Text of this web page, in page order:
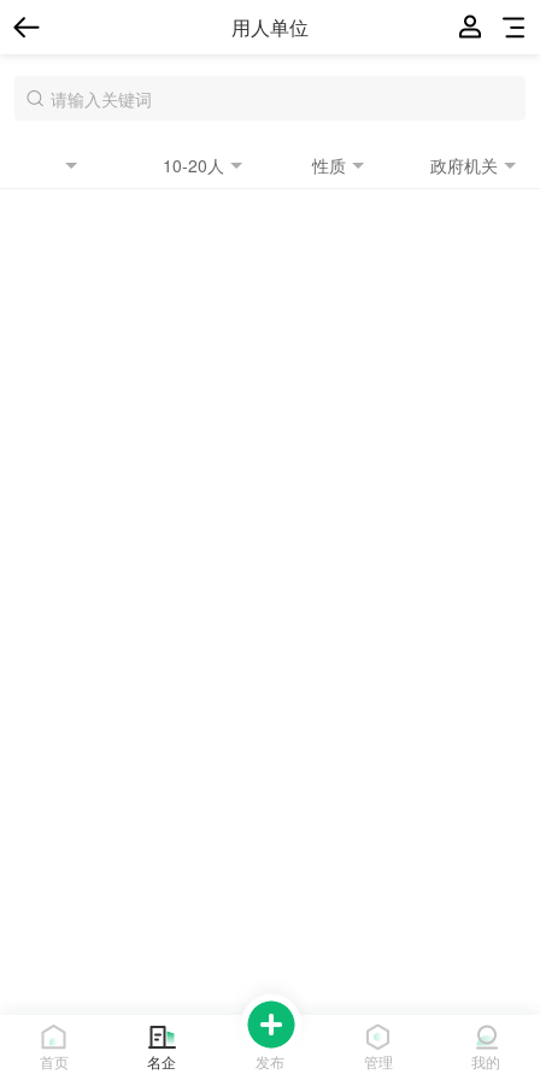
用人单位
10-20人 性质 政府机关
首页 名企 发布 管理 我的